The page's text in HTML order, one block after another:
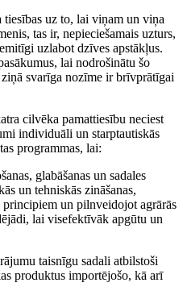
tiesības uz to, lai viņam un viņa
tas ir, nepieciešamais uzturs,
uzlabot dzīves apstākļus.
lai nodrošinātu šo
svarīga nozīme ir brīvprātīgai
cilvēka pamattiesību neciest
individuāli un starptautiskās
programmas, lai:
glabāšanas un sadales
un tehniskās zināšanas,
un pilnveidojot agrārās
lai visefektīvāk apgūtu un
taisnīgu sadali atbilstoši
produktus importējošo, kā arī